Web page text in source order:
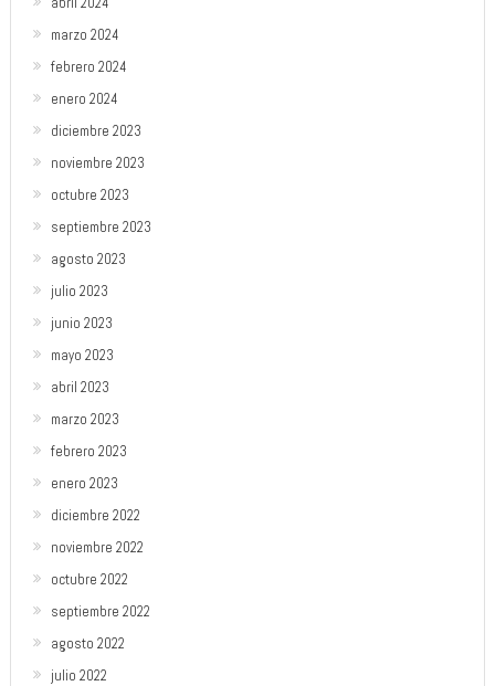
marzo 2024
febrero 2024
enero 2024
diciembre 2023
noviembre 2023
octubre 2023
septiembre 2023
agosto 2023
julio 2023
junio 2023
mayo 2023
abril 2023
marzo 2023
febrero 2023
enero 2023
diciembre 2022
noviembre 2022
octubre 2022
septiembre 2022
agosto 2022
julio 2022